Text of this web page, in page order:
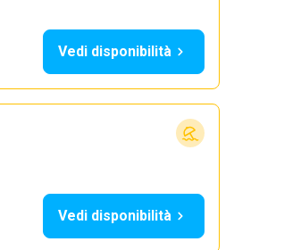
Vedi disponibilità
Vedi disponibilità